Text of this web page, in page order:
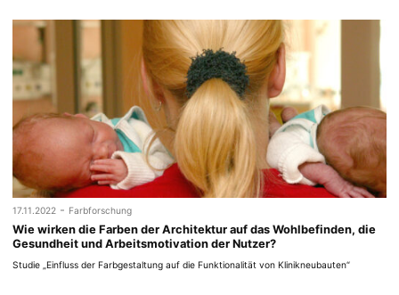
17.11.2022 - Farbforschung
Wie wirken die Farben der Architektur auf das Wohlbefinden, die
Gesundheit und Arbeitsmotivation der Nutzer?
Studie „Einfluss der Farbgestaltung auf die Funktionalität von Klinikneubauten“